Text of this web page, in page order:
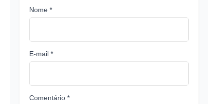
Nome *
E-mail *
Comentário *